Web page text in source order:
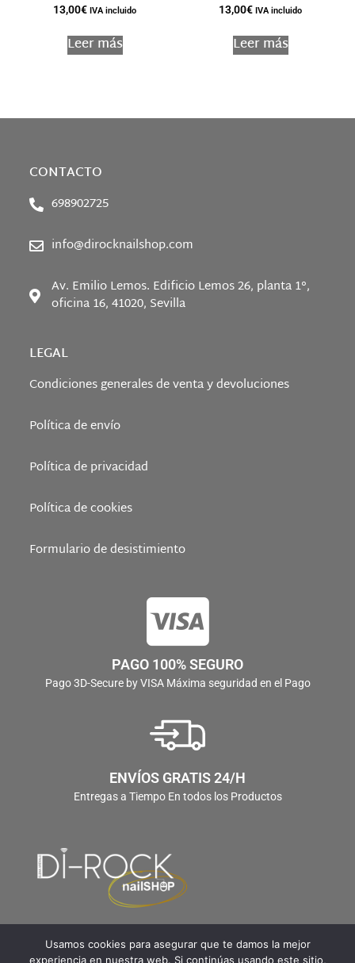
13,00€ IVA incluido
Leer más
13,00€ IVA incluido
Leer más
CONTACTO
698902725
info@dirocknailshop.com
Av. Emilio Lemos. Edificio Lemos 26, planta 1°,
oficina 16, 41020, Sevilla
LEGAL
Condiciones generales de venta y devoluciones
Política de envío
Política de privacidad
Política de cookies
Formulario de desistimiento
PAGO 100% SEGURO
Pago 3D-Secure by VISA Máxima seguridad en el Pago
ENVÍOS GRATIS 24/H
Entregas a Tiempo En todos los Productos
Usamos cookies para asegurar que te damos la mejor
experiencia en nuestra web. Si continúas usando este sitio,